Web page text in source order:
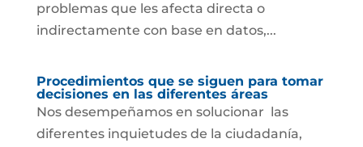
problemas que les afecta directa o
indirectamente con base en datos,...
Procedimientos que se siguen para tomar
decisiones en las diferentes áreas
Nos desempeñamos en solucionar las
diferentes inquietudes de la ciudadanía,